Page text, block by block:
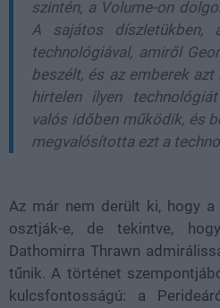
szintén, a Volume-on
A sajátos díszletükben,
technológiával, amiről
beszélt, és az emberek
hirtelen ilyen
valós időben működik, és
megvalósította ezt a
Az már nem derült ki, hogy
osztják-e, de tekintve,
Dathomirra Thrawn
tűnik. A történet
kulcsfontosságú: a